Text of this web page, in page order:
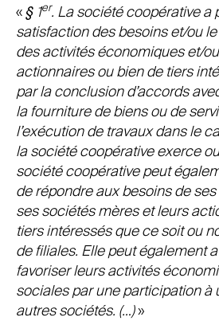
«§ 1er. La société coopérative a
satisfaction des besoins et/ou
des activités économiques et/
actionnaires ou bien de tiers
par la conclusion d’accords
la fourniture de biens ou de
l’exécution de travaux dans le
la société coopérative exerce
société coopérative peut
de répondre aux besoins de
ses sociétés mères et leurs
tiers intéressés que ce soit ou
de filiales. Elle peut également
favoriser leurs activités
sociales par une participation à
autres sociétés. (…)»